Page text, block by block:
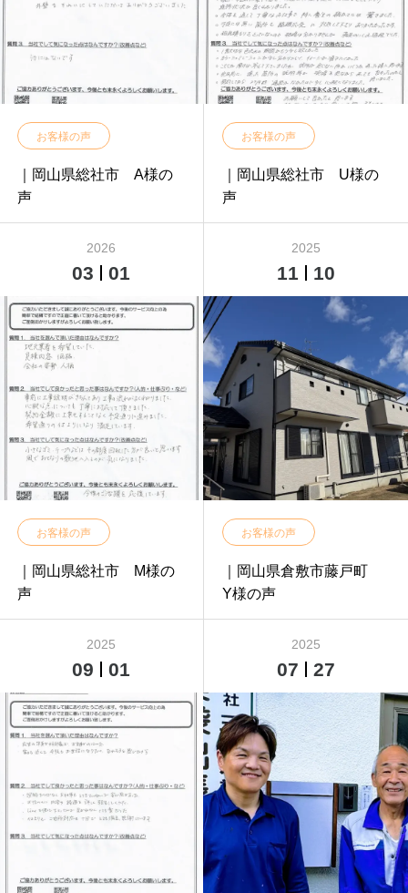
お客様の声
｜岡山県総社市 A様の
声
お客様の声
｜岡山県総社市 U様の
声
2026
03 01
お客様の声
｜岡山県総社市 M様の
声
2025
11 10
お客様の声
｜岡山県倉敷市藤戸町
Y様の声
2025
09 01
2025
07 27